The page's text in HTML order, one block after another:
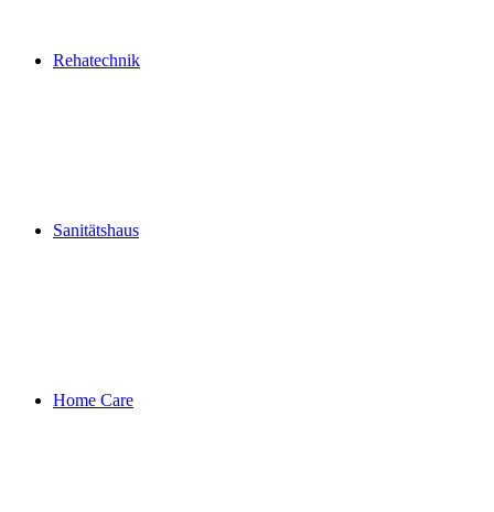
Rehatechnik
Sanitätshaus
Home Care